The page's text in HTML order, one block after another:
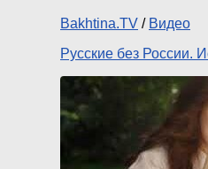
Bakhtina.TV / Видео
Русские без России.